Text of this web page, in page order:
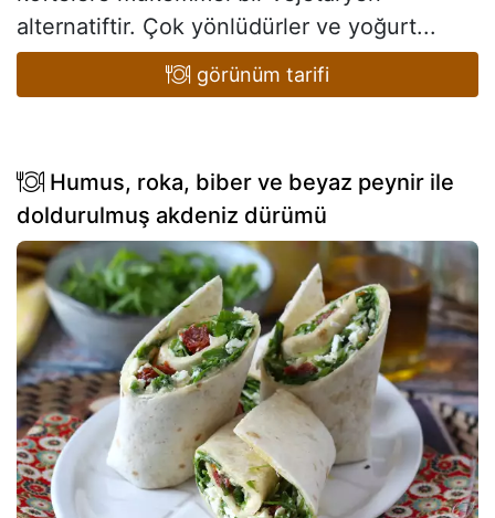
alternatiftir. Çok yönlüdürler ve yoğurt...
görünüm tarifi
Humus, roka, biber ve beyaz peynir ile
doldurulmuş akdeniz dürümü